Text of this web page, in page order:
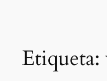
Etiqueta: